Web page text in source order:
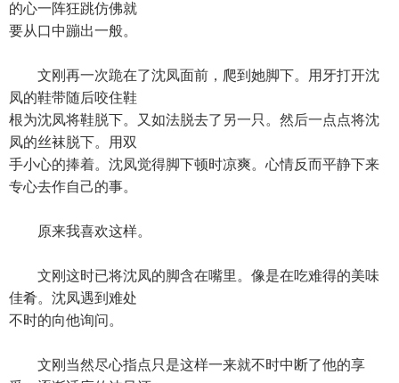
的心一阵狂跳仿佛就
要从口中蹦出一般。
文刚再一次跪在了沈凤面前，爬到她脚下。用牙打开沈
凤的鞋带随后咬住鞋
根为沈凤将鞋脱下。又如法脱去了另一只。然后一点点将沈
凤的丝袜脱下。用双
手小心的捧着。沈凤觉得脚下顿时凉爽。心情反而平静下来
专心去作自己的事。
原来我喜欢这样。
文刚这时已将沈凤的脚含在嘴里。像是在吃难得的美味
佳肴。沈凤遇到难处
不时的向他询问。
文刚当然尽心指点只是这样一来就不时中断了他的享